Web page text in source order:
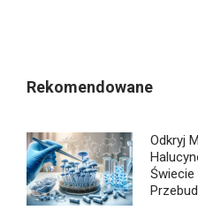
Rekomendowane
Odkryj
Świecie